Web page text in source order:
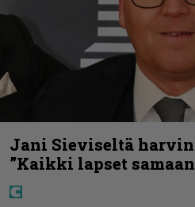
Jani Sieviseltä
”Kaikki lapset